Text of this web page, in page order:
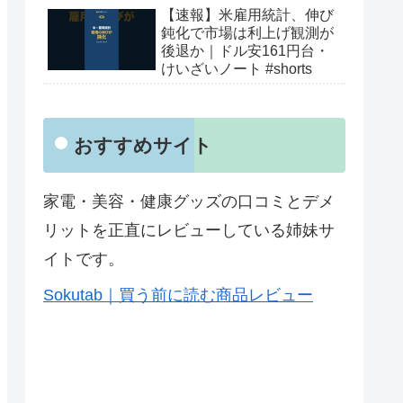
【速報】米雇用統計、伸び
鈍化で市場は利上げ観測が
後退か｜ドル安161円台・
けいざいノート #shorts
おすすめサイト
家電・美容・健康グッズの口コミとデメ
リットを正直にレビューしている姉妹サ
イトです。
Sokutab｜買う前に読む商品レビュー